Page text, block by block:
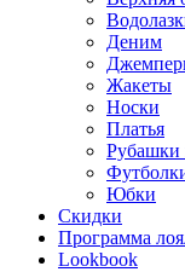
Деним
Жакеты
Носки
Платья
Рубашки
Юбки
Скидки
Программа
Lookbook